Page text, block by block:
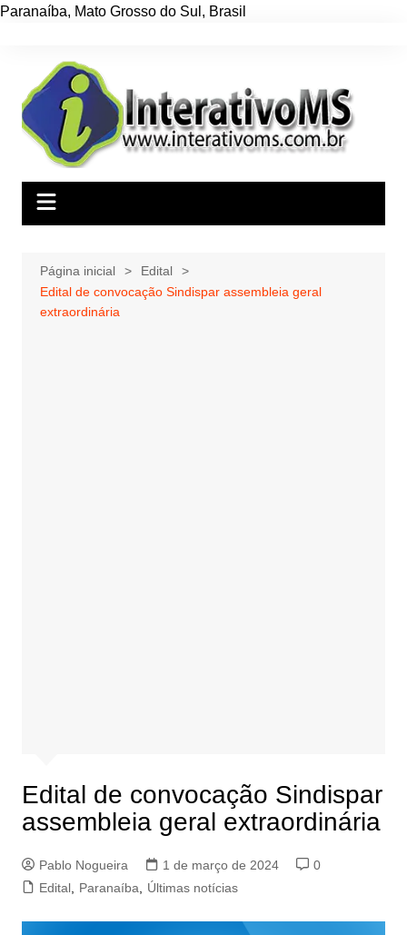
Paranaíba, Mato Grosso do Sul , Brasil
conteúdo
Página inicial
Edital
Edital de convocação Sindispar assembleia geral
extraordinária
Edital de convocação Sindispar
assembleia geral extraordinária
Pablo Nogueira 1 de março de 2024
0
Edital, Paranaíba Últimas notícias